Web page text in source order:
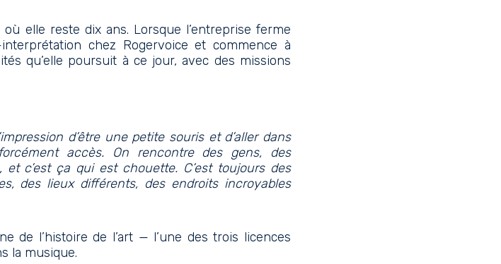
où elle reste dix ans. Lorsque l’entreprise ferme
chez Rogervoice et commence à
qu’elle poursuit à ce jour, avec des missions
d’être une petite souris et d’aller dans
accès. On rencontre des gens, des
et c’est ça qui est chouette. C’est toujours des
des lieux différents, des endroits incroyables
de l’histoire de l’art — l’une des trois licences
la musique.